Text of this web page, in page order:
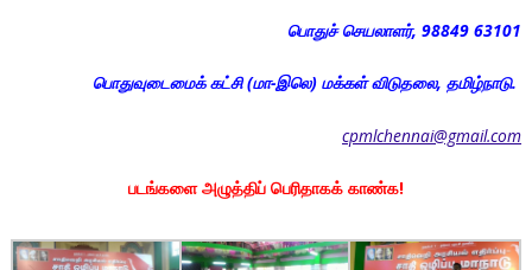
பொதுச் செயலாளர், 98849 63101
பொதுவுடைமைக் கட்சி (மா-இலெ) மக்கள் விடுதலை, தமிழ்நாடு.
cpmlchennai@gmail.com
படங்களை அழுத்திப் பெரிதாகக் காண்க!